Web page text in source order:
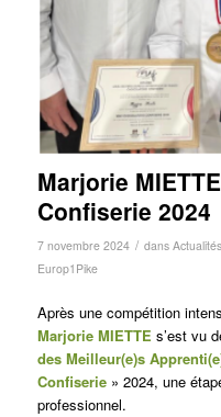
Marjorie
Confiserie 2024
7 novembre 2024 / dans Actualités
Europ1Pike
Après une compétition
Marjorie MIETTE s’est vu
des Meilleur(e)s
Confiserie» 2024, une
professionnel.